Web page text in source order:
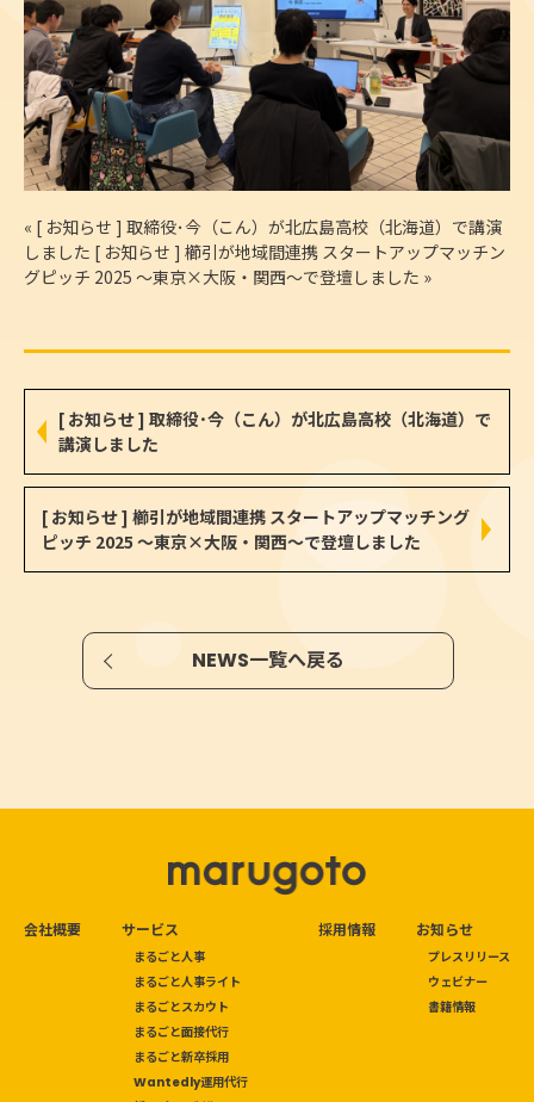
« [ お知らせ ] 取締役･今（こん）が北広島高校（北海道）で講演
しました [ お知らせ ] 櫛引が地域間連携 スタートアップマッチン
グピッチ 2025 ～東京×大阪・関西～で登壇しました »
[ お知らせ ] 取締役･今（こん）が北広島高校（北海道）で
講演しました
[ お知らせ ] 櫛引が地域間連携 スタートアップマッチング
ピッチ 2025 ～東京×大阪・関西～で登壇しました
NEWS一覧へ戻る
会社概要 サービス
まるごと人事
まるごと人事ライト
まるごとスカウト
まるごと面接代行
まるごと新卒採用
Wantedly運用代行
採用情報 お知らせ
プレスリリース
ウェビナー
書籍情報